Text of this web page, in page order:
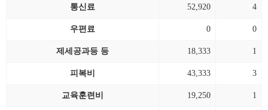
통신료 52,920 4
우편료 0 0
제세공과등 등 18,333 1
피복비 43,333 3
교육훈련비 19,250 1